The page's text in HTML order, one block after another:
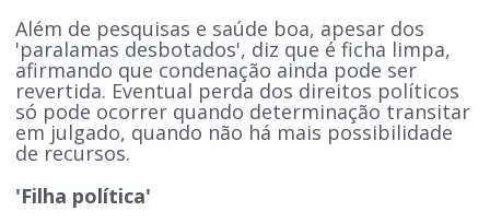
Além de pesquisas e saúde boa, apesar dos
'paralamas desbotados', diz que é ficha limpa,
afirmando que condenação ainda pode ser
revertida. Eventual perda dos direitos políticos
só pode ocorrer quando determinação transitar
em julgado, quando não há mais possibilidade
de recursos.
'Filha política'